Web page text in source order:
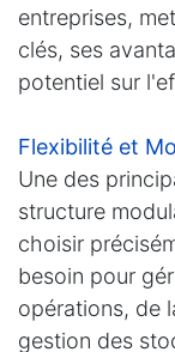
entreprises,
clés, ses
potentiel sur
Flexibilité et
Une des
structure
choisir
besoin pour
opérations, de
gestion des